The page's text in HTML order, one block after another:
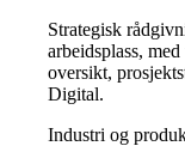
Strategisk
arbeidsplass,
oversikt,
Digital.
Industri og